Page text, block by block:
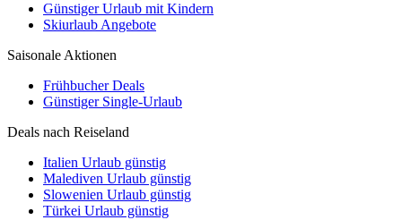
Günstiger Urlaub mit Kindern
Skiurlaub Angebote
Saisonale Aktionen
Frühbucher Deals
Günstiger Single-Urlaub
Deals nach Reiseland
Italien Urlaub günstig
Malediven Urlaub günstig
Slowenien Urlaub günstig
Türkei Urlaub günstig